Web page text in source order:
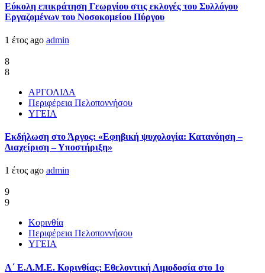
Εύκολη επικράτηση Γεωργίου στις εκλογές του Συλλόγου
Εργαζομένων του Νοσοκομείου Πύργου
1 έτος ago admin
8
8
ΑΡΓΟΛΙΔΑ
Περιφέρεια Πελοποννήσου
ΥΓΕΙΑ
Εκδήλωση στο Άργος: «Εφηβική ψυχολογία: Κατανόηση –
Διαχείριση – Υποστήριξη»
1 έτος ago admin
9
9
Κορινθία
Περιφέρεια Πελοποννήσου
ΥΓΕΙΑ
Α΄ Ε.Λ.Μ.Ε. Κορινθίας: Εθελοντική Αιμοδοσία στο 1ο